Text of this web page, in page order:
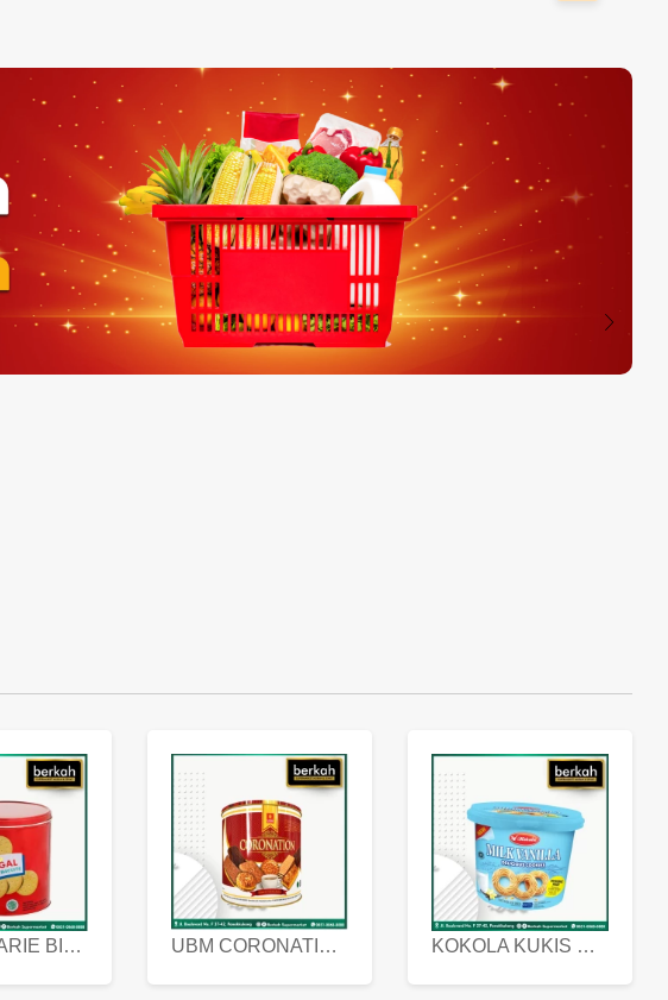
REGAL MARIE BISCUIT KALENG 550 GRAM UBM CORONATION ASSORTED BISKUIT KALENG 450 GRAM KOKOLA KUKIS HYGIENIC MILK VANILLA PACK 320 GR